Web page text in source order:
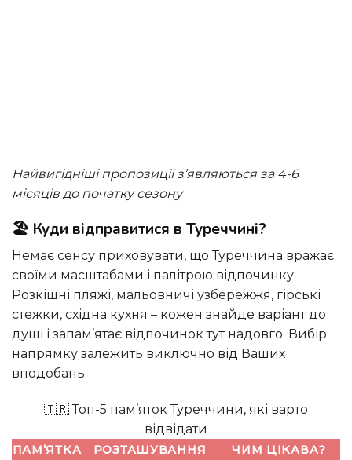
Найвигідніші пропозиції з’являються за 4-6
місяців до початку сезону
🏖️ Куди відправитися в Туреччині?
Немає сенсу приховувати, що Туреччина вражає
своїми масштабами і палітрою відпочинку.
Розкішні пляжі, мальовничі узбережжя, гірські
стежки, східна кухня – кожен знайде варіант до
душі і запам’ятає відпочинок тут надовго. Вибір
напрямку залежить виключно від Ваших
вподобань.
🇹🇷 Топ-5 пам’яток Туреччини, які варто
відвідати
ПАМ’ЯТКА РОЗТАШУВАННЯ ЧИМ ЦІКАВА?